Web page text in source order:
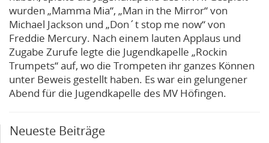
wurden „Mamma Mia“, „Man in the Mirror“ von
Michael Jackson und „Don´t stop me now“ von
Freddie Mercury. Nach einem lauten Applaus und
Zugabe Zurufe legte die Jugendkapelle „Rockin
Trumpets“ auf, wo die Trompeten ihr ganzes Können
unter Beweis gestellt haben. Es war ein gelungener
Abend für die Jugendkapelle des MV Höfingen.
Neueste Beiträge